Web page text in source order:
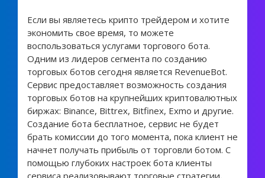
Если вы являетесь крипто трейдером и хотите
экономить свое время, то можете
воспользоваться услугами торгового бота.
Одним из лидеров сегмента по созданию
торговых ботов сегодня является RevenueBot.
Сервис предоставляет возможность создания
торговых ботов на крупнейших криптовалютных
биржах: Binance, Bittrex, Bitfinex, Exmo и другие.
Создание бота бесплатное, сервис не будет
брать комиссии до того момента, пока клиент не
начнет получать прибыль от торговли ботом. С
помощью глубоких настроек бота клиенты
сервиса реализовывают торговые стратегии,